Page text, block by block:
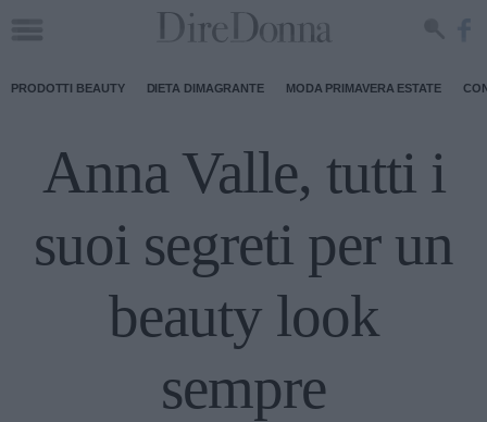
PRODOTTI BEAUTY DIETA DIMAGRANTE MODA PRIMAVERA ESTATE
Anna Valle, tutti i
suoi segreti per un
beauty look
sempre